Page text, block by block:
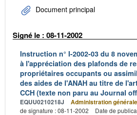
Document principal
Signé le : 08-11-2002
Instruction n° I-2002-03 du 8
à l'appréciation des plafonds de
propriétaires occupants ou
des aides de l'ANAH au titre de
CCH (texte non paru au Journal
EQUU0210218J Administration générale
de signature : 08-11-2002
Date de